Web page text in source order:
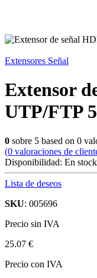
Extensores Señal
Extensor
UTP/FTP
0 sobre 5 based on 0
(0 valoraciones de
Disponibilidad: En stock
Lista de deseos
SKU: 005696
Precio sin IVA
25.07 €
Precio con IVA